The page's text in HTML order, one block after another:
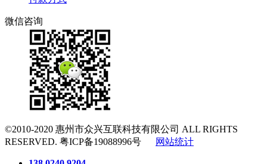
微信咨询
©2010-2020 惠州市众兴互联科技有限公司 ALL RIGHTS
RESERVED. 粤ICP备19088996号 网站统计